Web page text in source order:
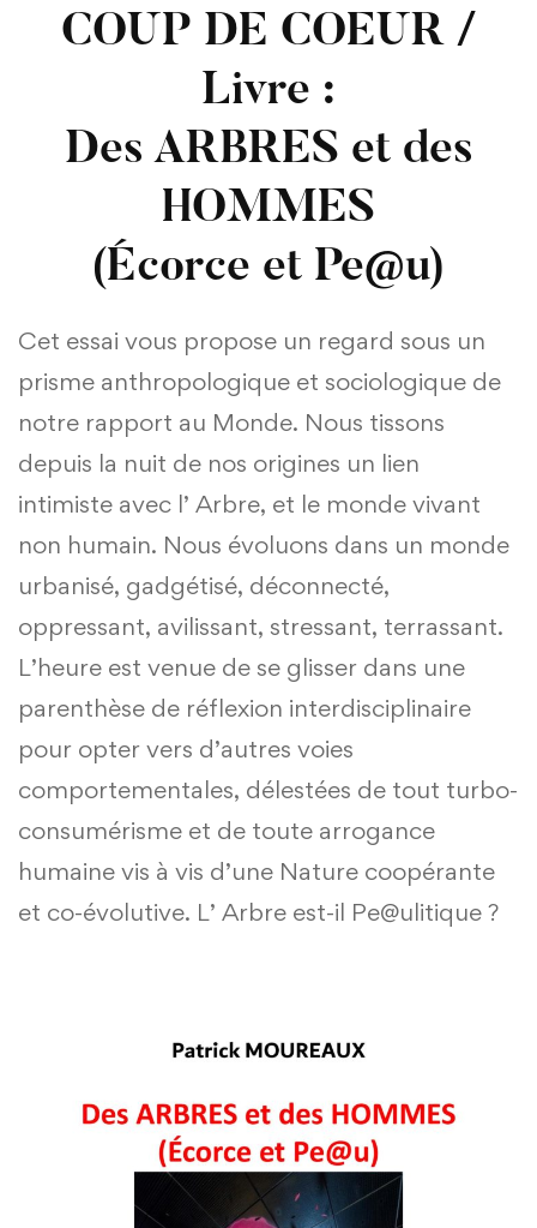
COUP DE COEUR /
Livre :
Des ARBRES et des
HOMMES
(Écorce et Pe@u)
Cet essai vous propose un regard sous un
prisme anthropologique et sociologique de
notre rapport au Monde. Nous tissons
depuis la nuit de nos origines un lien
intimiste avec l’ Arbre, et le monde vivant
non humain. Nous évoluons dans un monde
urbanisé, gadgétisé, déconnecté,
oppressant, avilissant, stressant, terrassant.
L’heure est venue de se glisser dans une
parenthèse de réflexion interdisciplinaire
pour opter vers d’autres voies
comportementales, délestées de tout turbo­
consumérisme et de toute arrogance
humaine vis à vis d’une Nature coopérante
et co-évolutive. L’ Arbre est-il Pe@ulitique ?